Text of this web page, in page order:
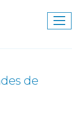
de